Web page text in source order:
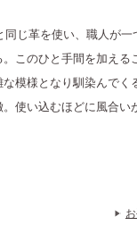
同じ革を使い、​職人が
このひと手間を加え
な模様となり馴染んで
。使い込むほどに風合